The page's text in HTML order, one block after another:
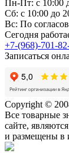
Пн-Пт: с 10:00
Сб: с 10:00 до
Вс: По
Сегодня
+7-(968)-701-
Записаться
Copyright ©
Все товарные
сайте,
и размещены в